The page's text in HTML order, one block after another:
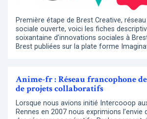
Première étape de Brest Creative,
sociale ouverte, voici les fiches
soixantaine d’innovations sociales à
Brest publiées sur la plate forme
Anime-fr : Réseau francophone
de projets collaboratifs
Lorsque nous avions initié Intercooop
Rennes en 2007 nous exprimions l’envie